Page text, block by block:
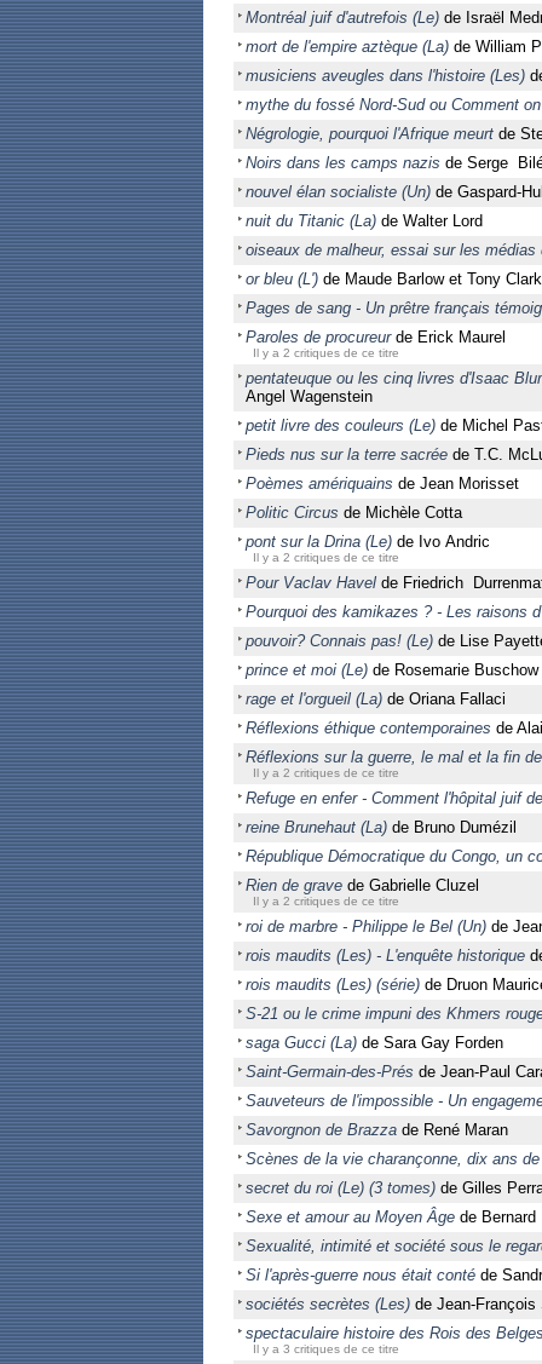
Montréal juif d'autrefois (Le) de Israël
mort de l'empire aztèque (La) de William
musiciens aveugles dans l'histoire (Les)
mythe du fossé Nord-Sud ou Comment
Négrologie, pourquoi l'Afrique meurt de
Noirs dans les camps nazis de Serge
nouvel élan socialiste (Un) de Gaspard-
nuit du Titanic (La) de Walter Lord
oiseaux de malheur, essai sur les médias
or bleu (L') de Maude Barlow et Tony
Pages de sang - Un prêtre français
Paroles de procureurde Erick Maurel
Il y a 2 critiques de ce titre
pentateuque ou les cinq livres d'Isaac
Angel Wagenstein
petit livre des couleurs (Le) de Michel
Pieds nus sur la terre sacrée de T.C.
Poèmes amériquains de Jean Morisset
Politic Circus de Michèle Cotta
pont sur la Drina (Le) de Ivo Andric
Il y a 2 critiques de ce titre
Pour Vaclav Havel de Friedrich
Pourquoi des kamikazes ? - Les raisons
pouvoir? Connais pas! (Le) de Lise
prince et moi (Le) de Rosemarie Buschow
rage et l'orgueil (La) de Oriana Fallaci
Réflexions éthique contemporaines de
Réflexions sur la guerre, le mal et la fin
Il y a 2 critiques de ce titre
Refuge en enfer - Comment l'hôpital juif
reine Brunehaut (La) de Bruno Dumézil
République Démocratique du Congo, un
Rien de grave de Gabrielle Cluzel
Il y a 2 critiques de ce titre
roi de marbre - Philippe le Bel (Un) de
rois maudits (Les) - L'enquête historique
rois maudits (Les) (série) de Druon
S-21 ou le crime impuni des Khmers
saga Gucci (La) de Sara Gay Forden
Saint-Germain-des-Prés de Jean-Paul
Sauveteurs de l'impossible - Un
Savorgnon de Brazza de René Maran
Scènes de la vie charançonne, dix ans
secret du roi (Le) (3 tomes) de Gilles
Sexe et amour au Moyen Âge de
Sexualité, intimité et société sous le
Si l'après-guerre nous était conté de
sociétés secrètes (Les) de Jean-François
spectaculaire histoire des Rois des
Il y a 3 critiques de ce titre